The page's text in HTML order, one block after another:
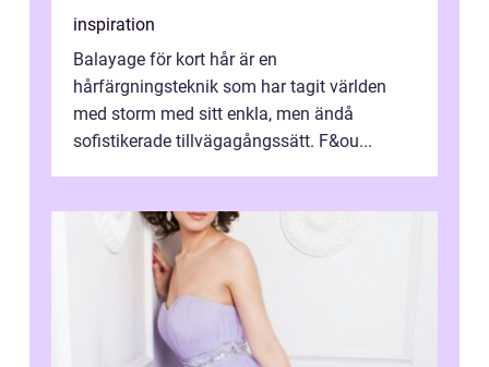
inspiration
Balayage för kort hår är en
hårfärgningsteknik som har tagit världen
med storm med sitt enkla, men ändå
sofistikerade tillvägagångssätt. F&ou...